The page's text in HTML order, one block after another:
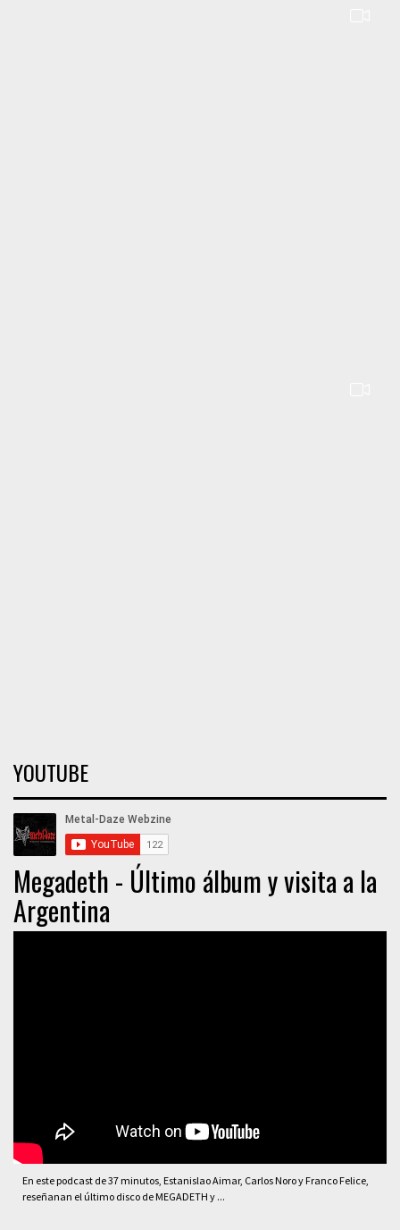
YOUTUBE
Megadeth - Último álbum y visita a la
Argentina
En este podcast de 37 minutos, Estanislao Aimar, Carlos Noro y Franco Felice,
reseñanan el último disco de MEGADETH y ...